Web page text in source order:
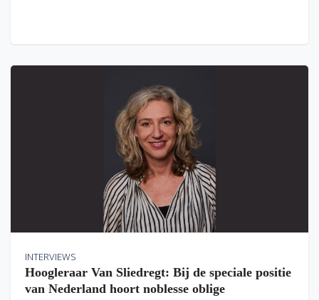
INTERVIEWS
Hoogleraar Van Sliedregt: Bij de speciale positie
van Nederland hoort noblesse oblige